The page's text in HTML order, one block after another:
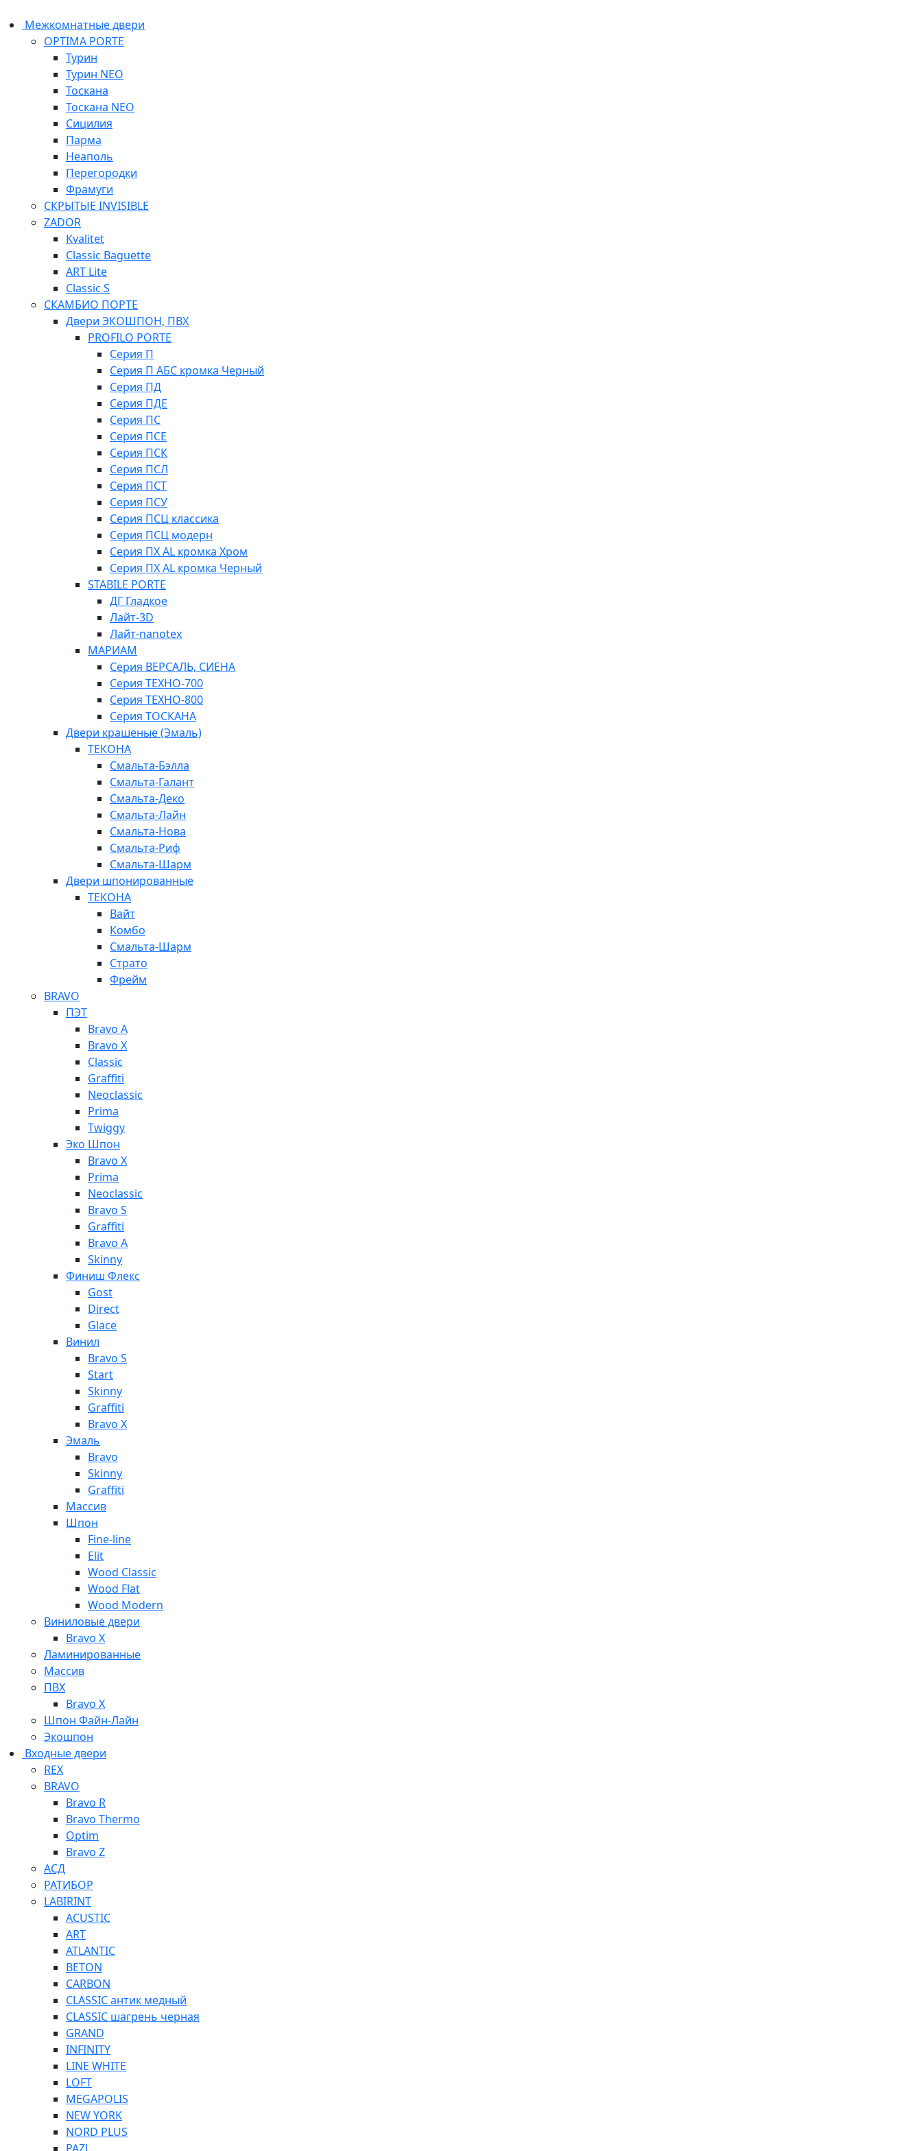
Межкомнатные двери
OPTIMA PORTE
Турин
Турин NEO
Тоскана
Тоскана NEO
Сицилия
Парма
Неаполь
Перегородки
Фрамуги
СКРЫТЫЕ INVISIBLE
ZADOR
Kvalitet
Classic Baguette
ART Lite
Classic S
СКАМБИО ПОРТЕ
Двери ЭКОШПОН, ПВХ
PROFILO PORTE
Серия П
Серия П АБС кромка Черный
Серия ПД
Серия ПДЕ
Серия ПС
Серия ПСЕ
Серия ПСК
Серия ПСЛ
Серия ПСТ
Серия ПСУ
Серия ПСЦ классика
Серия ПСЦ модерн
Серия ПХ AL кромка Хром
Серия ПХ AL кромка Черный
STABILE PORTE
ДГ Гладкое
Лайт-3D
Лайт-nanotex
МАРИАМ
Серия ВЕРСАЛЬ, СИЕНА
Серия ТЕХНО-700
Серия ТЕХНО-800
Серия ТОСКАНА
Двери крашеные (Эмаль)
ТЕКОНА
Смальта-Бэлла
Смальта-Галант
Смальта-Деко
Смальта-Лайн
Смальта-Нова
Смальта-Риф
Смальта-Шарм
Двери шпонированные
ТЕКОНА
Вайт
Комбо
Смальта-Шарм
Страто
Фрейм
BRAVO
ПЭТ
Bravo A
Bravo X
Classic
Graffiti
Neoclassic
Prima
Twiggy
Эко Шпон
Bravo X
Prima
Neoclassic
Bravo S
Graffiti
Bravo A
Skinny
Финиш Флекс
Gost
Direct
Glace
Винил
Bravo S
Start
Skinny
Graffiti
Bravo X
Эмаль
Bravo
Skinny
Graffiti
Массив
Шпон
Fine-line
Elit
Wood Classic
Wood Flat
Wood Modern
Виниловые двери
Bravo X
Ламинированные
Массив
ПВХ
Bravo X
Шпон Файн-Лайн
Экошпон
Входные двери
REX
BRAVO
Bravo R
Bravo Thermo
Optim
Bravo Z
АСД
РАТИБОР
LABIRINT
ACUSTIC
ART
ATLANTIC
BETON
CARBON
CLASSIC антик медный
CLASSIC шагрень черная
GRAND
INFINITY
LINE WHITE
LOFT
MEGAPOLIS
NEW YORK
NORD PLUS